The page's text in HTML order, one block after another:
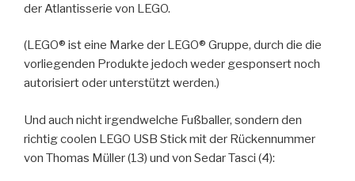
der Atlantisserie von LEGO.
(LEGO® ist eine Marke der LEGO® Gruppe, durch die die
vorliegenden Produkte jedoch weder gesponsert noch
autorisiert oder unterstützt werden.)
Und auch nicht irgendwelche Fußballer, sondern den
richtig coolen LEGO USB Stick mit der Rückennummer
von Thomas Müller (13) und von Sedar Tasci (4):